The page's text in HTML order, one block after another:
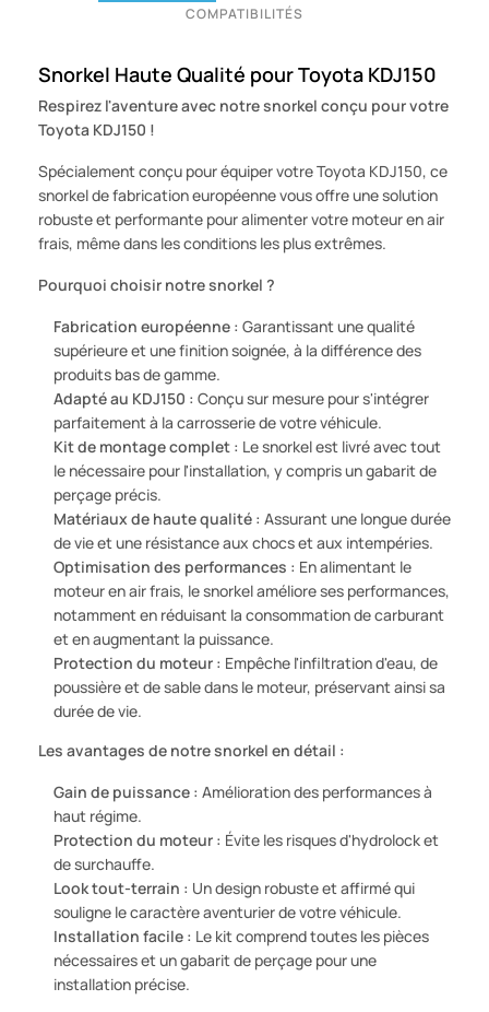
COMPATIBILITÉS
Snorkel Haute Qualité pour Toyota KDJ150
Respirez l'aventure avec notre snorkel conçu pour votre
Toyota KDJ150 !
Spécialement conçu pour équiper votre Toyota KDJ150, ce
snorkel de fabrication européenne vous offre une solution
robuste et performante pour alimenter votre moteur en air
frais, même dans les conditions les plus extrêmes.
Pourquoi choisir notre snorkel ?
Fabrication européenne : Garantissant une qualité
supérieure et une finition soignée, à la différence des
produits bas de gamme.
Adapté au KDJ150 : Conçu sur mesure pour s'intégrer
parfaitement à la carrosserie de votre véhicule.
Kit de montage complet : Le snorkel est livré avec tout
le nécessaire pour l'installation, y compris un gabarit de
perçage précis.
Matériaux de haute qualité : Assurant une longue durée
de vie et une résistance aux chocs et aux intempéries.
Optimisation des performances : En alimentant le
moteur en air frais, le snorkel améliore ses performances,
notamment en réduisant la consommation de carburant
et en augmentant la puissance.
Protection du moteur : Empêche l'infiltration d'eau, de
poussière et de sable dans le moteur, préservant ainsi sa
durée de vie.
Les avantages de notre snorkel en détail :
Gain de puissance : Amélioration des performances à
haut régime.
Protection du moteur : Évite les risques d'hydrolock et
de surchauffe.
Look tout-terrain : Un design robuste et affirmé qui
souligne le caractère aventurier de votre véhicule.
Installation facile : Le kit comprend toutes les pièces
nécessaires et un gabarit de perçage pour une
installation précise.